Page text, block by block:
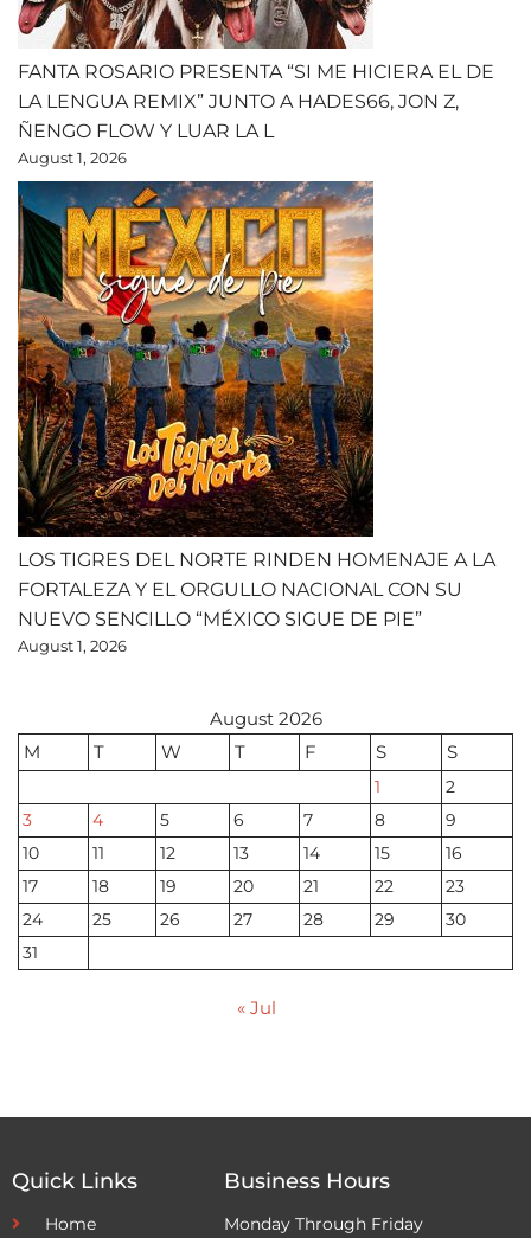
FANTA ROSARIO PRESENTA “SI ME HICIERA EL DE
LA LENGUA REMIX” JUNTO A HADES66, JON Z,
ÑENGO FLOW Y LUAR LA L
August 1, 2026
LOS TIGRES DEL NORTE RINDEN HOMENAJE A LA
FORTALEZA Y EL ORGULLO NACIONAL CON SU
NUEVO SENCILLO “MÉXICO SIGUE DE PIE”
August 1, 2026
August 2026
M
T W T F S S
1
2
3
4 5 6 7 8
9
10
11 12 13 14 15
16
17
18 19 20 21 22
23
24
25 26 27 28 29
30
31
« Jul
Quick Links
Home
Business Hours
Monday Through Friday